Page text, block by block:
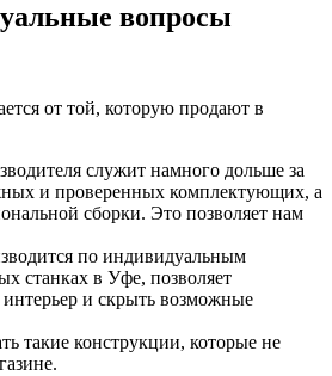
вопросы
от той, которую продают в
служит намного дольше за
и проверенных комплектующих, а
сборки. Это позволяет нам
по индивидуальным
станках в Уфе, позволяет
интерьер и скрыть возможные
такие конструкции, которые не